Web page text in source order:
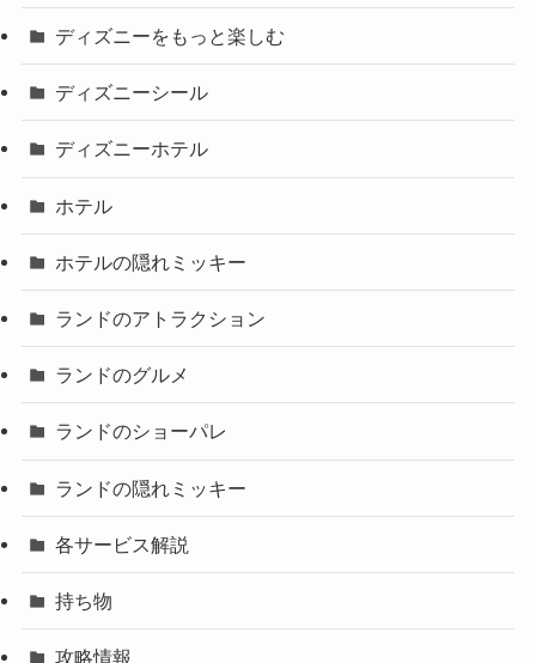
ディズニーをもっと楽しむ
ディズニーシール
ディズニーホテル
ホテル
ホテルの隠れミッキー
ランドのアトラクション
ランドのグルメ
ランドのショーパレ
ランドの隠れミッキー
各サービス解説
持ち物
攻略情報